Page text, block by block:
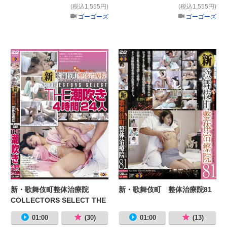
(税込1,555円)
ゴーゴーズ
(税込1,555円)
ゴーゴーズ
新・歌舞伎町整体治療院
新・歌舞伎町整体治療院
COLLECTORS SELECT THE
潮吹き4時間24人
01:00 (30)
新
新・歌舞伎町 整体治療院81
01:00 (13)